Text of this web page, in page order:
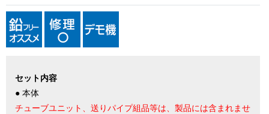
セット内容
● 本体
チューブユニット、送りパイプ組品等は、製品には含まれませ